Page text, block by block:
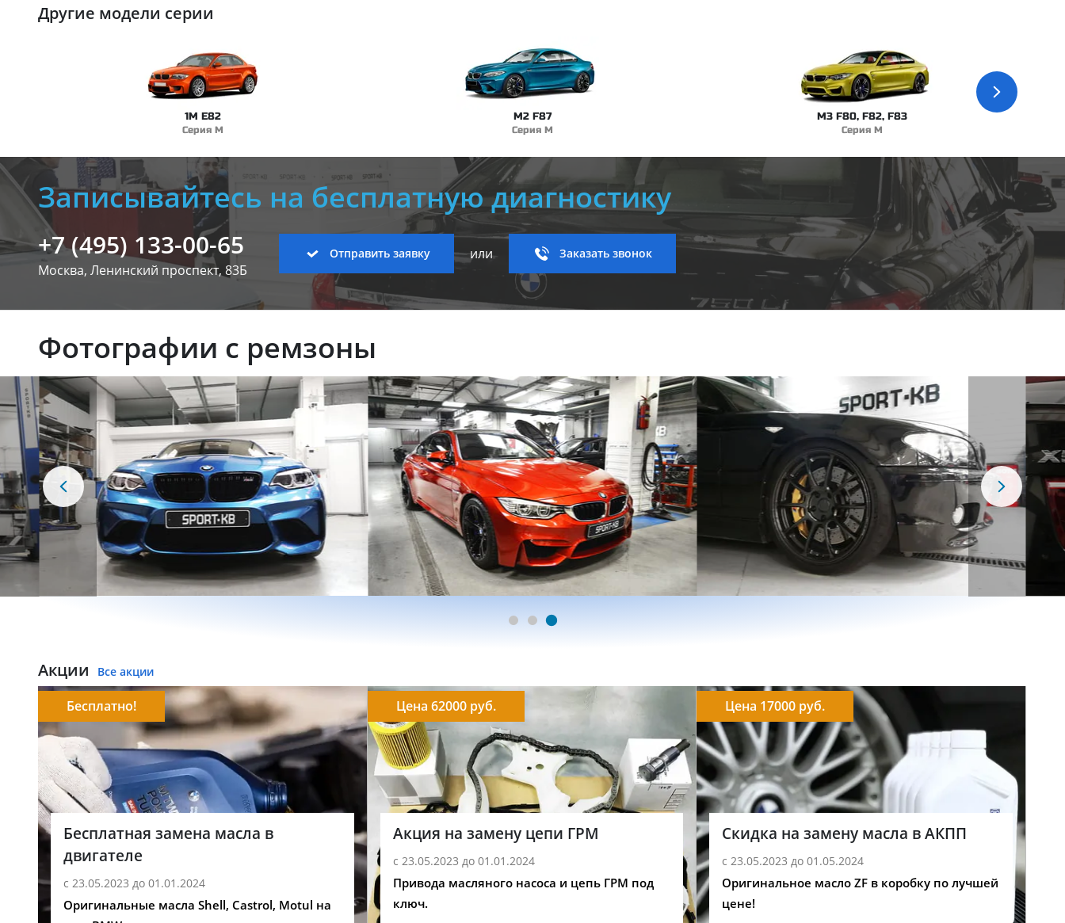
Другие модели серии
1M E82
Серия M
M2 F87
Серия M
M3 F80, F82, F83
Серия M
Записывайтесь на бесплатную диагностику
+7 (495) 133-00-65
Москва, Ленинский проспект, 83Б
Отправить заявку или Заказать звонок
Фотографии с ремзоны
Акции Все акции
Бесплатная замена масла в
двигателе
с 23.05.2023 до 01.01.2024
Бесплатно!
Оригинальные масла Shell, Castrol, Motul на
Акция на замену цепи ГРМ
с 23.05.2023 до 01.01.2024
Цена 62000 руб.
Привода масляного насоса и цепь ГРМ под
ключ.
Скидка на замену масла в АКПП
с 23.05.2023 до 01.05.2024
Цена 17000 руб.
Оригинальное масло ZF в коробку по лучшей
цене!